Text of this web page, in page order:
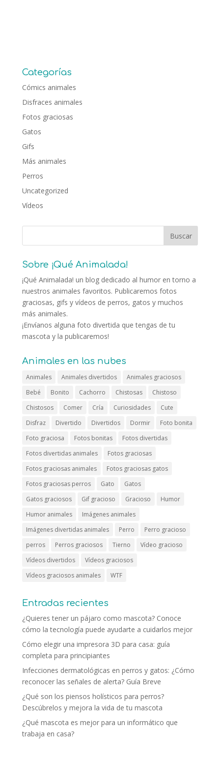
Categorías
Cómics animales
Disfraces animales
Fotos graciosas
Gatos
Gifs
Más animales
Perros
Uncategorized
Vídeos
Sobre ¡Qué Animalada!
¡Qué Animalada! un blog dedicado al humor en torno a
nuestros animales favoritos. Publicaremos fotos
graciosas, gifs y vídeos de perros, gatos y muchos
más animales.
¡Envíanos alguna foto divertida que tengas de tu
mascota y la publicaremos!
Animales en las nubes
Animales Animales divertidos
Animales graciosos
Bebé
Bonito Cachorro Chistosas
Chistoso
Chistosos
Comer Cría Curiosidades
Cute
Disfraz
Divertido Divertidos Dormir
Foto bonita
Foto graciosa
Fotos bonitas
Fotos divertidas
Fotos divertidas animales
Fotos graciosas
Fotos graciosas animales
Fotos graciosas gatos
Fotos graciosas perros
Gato
Gatos
Gatos graciosos
Gif gracioso Gracioso
Humor
Humor animales
Imágenes animales
Imágenes divertidas animales
Perro
Perro gracioso
perros
Perros graciosos Tierno
Vídeo gracioso
Vídeos divertidos
Vídeos graciosos
Vídeos graciosos animales
WTF
Entradas recientes
¿Quieres tener un pájaro como mascota? Conoce
cómo la tecnología puede ayudarte a cuidarlos mejor
Cómo elegir una impresora 3D para casa: guía
completa para principiantes
Infecciones dermatológicas en perros y gatos: ¿Cómo
reconocer las señales de alerta? Guía Breve
¿Qué son los piensos holísticos para perros?
Descúbrelos y mejora la vida de tu mascota
¿Qué mascota es mejor para un informático que
trabaja en casa?